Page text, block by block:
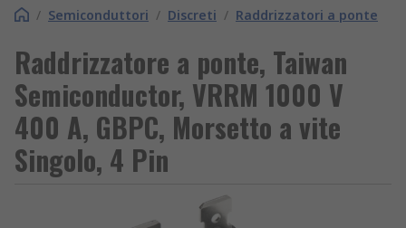
/ Semiconduttori / Discreti / Raddrizzatori a ponte
Raddrizzatore a ponte, Taiwan
Semiconductor, VRRM 1000 V
400 A, GBPC, Morsetto a vite
Singolo, 4 Pin